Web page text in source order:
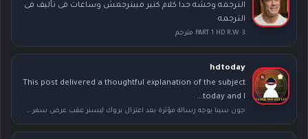
الترجمه وحشه جدا كلام كتير مبيترجمش وساعات فى تأليف فى
الترجمه
PART 1 HD R.W 3 مترجم
hdtoday
This post delivered a thoughtful explanation of the subject
today and I...
جون سينا يوجه رسالة مؤثرة بعد اعتزال بروك ليسنر عقب عرض سمر سلام